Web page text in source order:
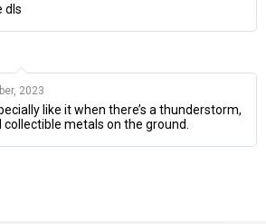
dls
2023
like it when there’s a thunderstorm,
metals on the ground.